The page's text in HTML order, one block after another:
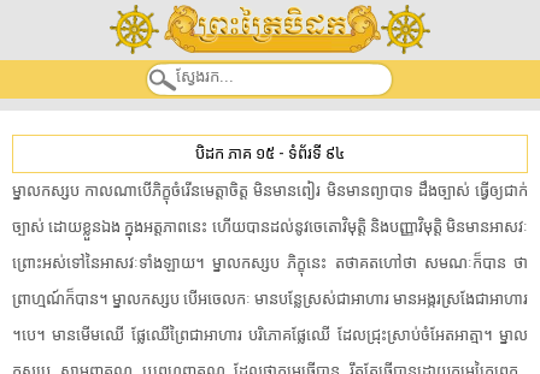
បិដក ភាគ ១៥ - ទំព័រទី ៩៤
ម្នាល​កស្សប​ ​កាលណាបើ​ភិក្ខុ​ចំរើន​មេត្តាចិត្ត​ ​មិន​មាន​ពៀរ​ ​មិន​មាន​ព្យាបាទ​ ​ដឹង​ច្បាស់​ ​ធ្វើឲ្យ​ជាក់
ច្បាស់​ ​ដោយខ្លួនឯង​ ​ក្នុង​អត្តភាព​នេះ​ ​ហើយ​បាន​ដល់​នូវ​ចេ​តោ​វិមុត្តិ​ ​និង​បញ្ញា​វិមុត្តិ​ ​មិន​មាន​អាសវៈ​
​ព្រោះ​អស់​ទៅ​នៃ​អាសវៈ​ទាំងឡាយ​។​ ​ម្នាល​កស្សប​ ​ភិក្ខុ​នេះ​ ​តថាគត​ហៅថា​ ​សមណៈ​ក៏បាន​ ​ថា​
ព្រាហ្មណ៍​ក៏បាន​។​ ​ម្នាល​កស្សប​ ​បើ​អចេលកៈ​ ​មាន​បន្លែស្រស់​ជា​អាហារ​ ​មាន​អង្ករ​ស្រងែ​ជា​អាហារ​
។​បេ​។​ ​មាន​មើម​ឈើ​ ​ផ្លែឈើ​ព្រៃ​ជា​អាហារ​ ​បរិភោគ​ផ្លែឈើ​ ​ដែល​ជ្រុះ​ស្រាប់​ចំអែត​អាត្មា​។​ ​ម្នាល​